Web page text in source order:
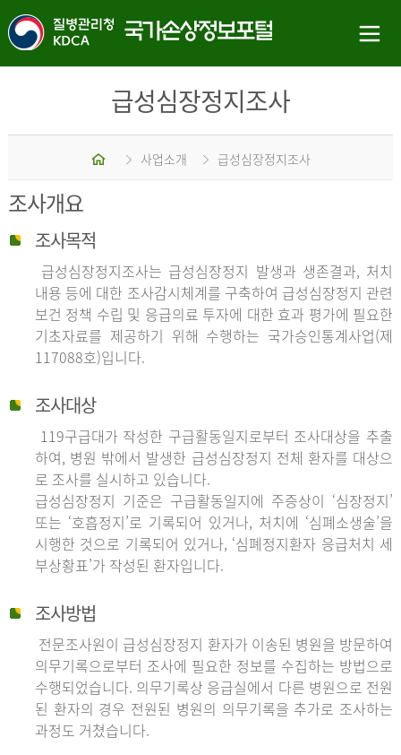
급성심장정지조사
홈 사업소개 급성심장정지조사
조사개요
조사목적
급성심장정지조사는 급성심장정지 발생과 생존결과, 처치
내용 등에 대한 조사감시체계를 구축하여 급성심장정지 관련
보건 정책 수립 및 응급의료 투자에 대한 효과 평가에 필요한
기초자료를 제공하기 위해 수행하는 국가승인통계사업(제
117088호)입니다.
조사대상
119구급대가 작성한 구급활동일지로부터 조사대상을 추출
하여, 병원 밖에서 발생한 급성심장정지 전체 환자를 대상으
로 조사를 실시하고 있습니다.
급성심장정지 기준은 구급활동일지에 주증상이 ‘심장정지’
또는 ‘호흡정지’로 기록되어 있거나, 처치에 ‘심폐소생술’을
시행한 것으로 기록되어 있거나, ‘심폐정지환자 응급처치 세
부상황표’가 작성된 환자입니다.
조사방법
전문조사원이 급성심장정지 환자가 이송된 병원을 방문하여
의무기록으로부터 조사에 필요한 정보를 수집하는 방법으로
수행되었습니다. 의무기록상 응급실에서 다른 병원으로 전원
된 환자의 경우 전원된 병원의 의무기록을 추가로 조사하는
과정도 거쳤습니다.